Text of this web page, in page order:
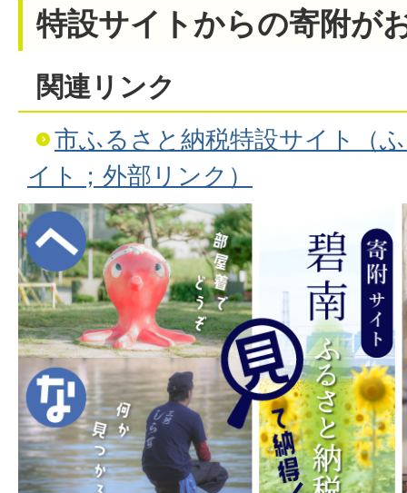
特設サイトからの寄附が
関連リンク
市ふるさと納税特設サイト（
イト；外部リンク）